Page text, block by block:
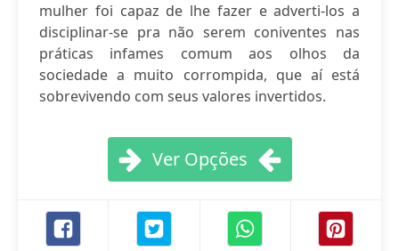
mulher foi capaz de lhe fazer e adverti-los a
disciplinar-se pra não serem coniventes nas
práticas infames comum aos olhos da
sociedade a muito corrompida, que aí está
sobrevivendo com seus valores invertidos.
Ver Opções